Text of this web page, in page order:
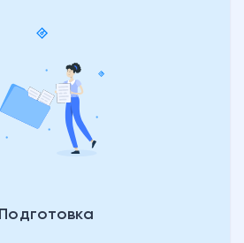
Подготовка